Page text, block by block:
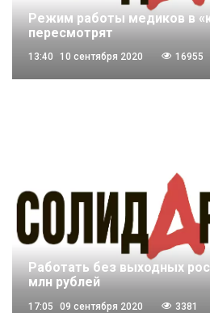
Режим работы медиков в
пересмотрят
13:40 10 сентября 2020 16955
Работать без выходных
млн рублей
17:05 09 сентября 2020 3381